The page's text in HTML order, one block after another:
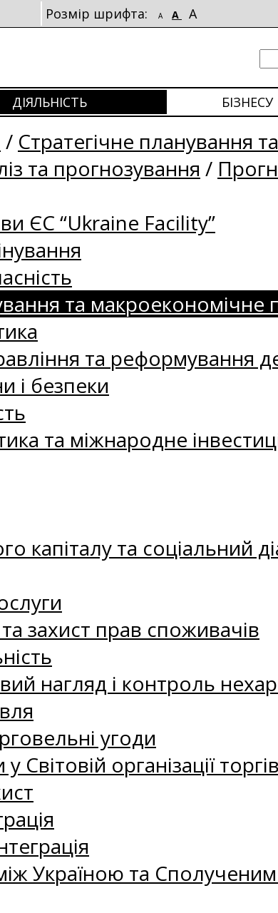
Розмір шрифта: A A A
ДІЯЛЬНІСТЬ БІЗНЕСУ
/ Стратегічне планування
та прогнозування /
ЄС “Ukraine Facility”
та макроекономічне
та реформування
і безпеки
та міжнародне
капіталу та соціальний
захист прав споживачів
нагляд і контроль
угоди
Світовій організації
Україною та Сполученим